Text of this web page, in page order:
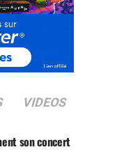
VIDEOS
son concert